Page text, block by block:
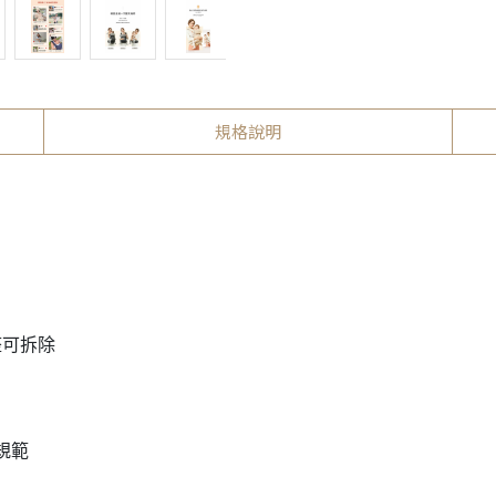
規格說明
拆除
範